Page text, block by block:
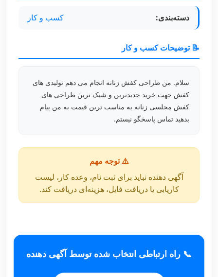
دسته‌بندی: کسب و کار
📝 توضیحات کسب و کار
سلام. من طراحی کفش زنانه انجام می دهم تولیدی های
کفش جهت خرید جدیدترین و شیک ترین طراحی های
کفش مجلسی زنانه به مناسب ترین قیمت به من پیام
بدهید تماس پاسخگو نیستم.
⚠️ توجه مهم
آگهی دهنده نباید برای ثبت نام، وعده کار، لیست
کاریابی یا دریافت فایل، هزینه‌ای دریافت کند.
📞 راه ارتباطی انتخاب شده توسط آگهی دهنده